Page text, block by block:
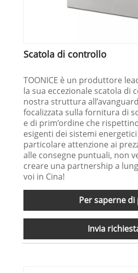
Scatola di controllo
TOONICE è un produttore
la sua eccezionale scatola di
nostra struttura
focalizzata sulla fornitura di
e di prim’ordine che
esigenti dei sistemi
particolare attenzione ai
alle consegne puntuali, non
creare una partnership a
voi in Cina!
Per saperne di
Invia